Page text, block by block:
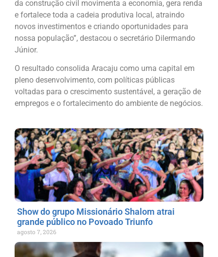
da construção civil movimenta a economia, gera renda
e fortalece toda a cadeia produtiva local, atraindo
novos investimentos e criando oportunidades para
nossa população”, destacou o secretário Dilermando
Júnior.
O resultado consolida Aracaju como uma capital em
pleno desenvolvimento, com políticas públicas
voltadas para o crescimento sustentável, a geração de
empregos e o fortalecimento do ambiente de negócios.
Show do grupo Missionário Shalom atrai
grande público no Povoado Triunfo
agosto 7, 2026